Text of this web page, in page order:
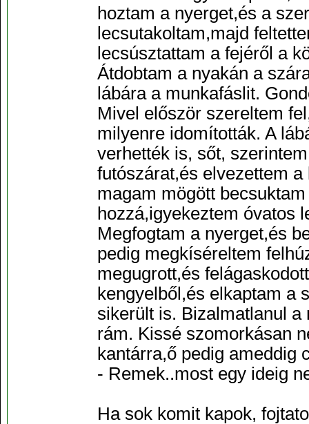
hoztam a nyerget,és a
lecsutakoltam,majd
lecsúsztattam a fejéről a
Átdobtam a nyakán a
lábára a munkafáslit.
Mivel először szereltem
milyenre idomították. A
verhették is, sőt,
futószárat,és elvezettem
magam mögött
hozzá,igyekeztem óvatos
Megfogtam a nyerget,és
pedig megkíséreltem
megugrott,és
kengyelből,és elkaptam a
sikerült is. Bizalmatlanul a
rám. Kissé szomorkásan
kantárra,ő pedig ameddig
- Remek..most egy ideig
Ha sok komit kapok,